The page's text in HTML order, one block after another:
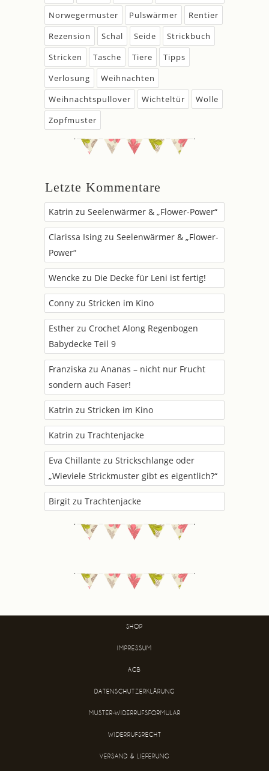
Norwegermuster
Pulswärmer
Rentier
Rezension
Schal Seide
Strickbuch
Stricken
Tasche Tiere
Tipps
Verlosung
Weihnachten
Weihnachtspullover
Wichteltür
Wolle
Zopfmuster
Letzte Kommentare
Katrin zu Seelenwärmer & „Flower-Power“
Clarissa Ising zu Seelenwärmer & „Flower-
Power“
Wencke zu Die Decke für Leni ist fertig!
Conny zu Stricken im Kino
Esther zu Crochet Along Regenbogen
Babydecke Teil 9
Franziska zu Ananas – nicht nur Frucht
sondern auch Faser!
Katrin zu Stricken im Kino
Katrin zu Trachtenjacke
Eva Chillante zu Strickschlange oder
„Wieviele Strickmuster gibt es eigentlich?“
Birgit zu Trachtenjacke
SHOP
IMPRESSUM
AGB
DATENSCHUTZERKLÄRUNG
MUSTER-WIDERRUFSFORMULAR
WIDERRUFSRECHT
VERSAND & LIEFERUNG